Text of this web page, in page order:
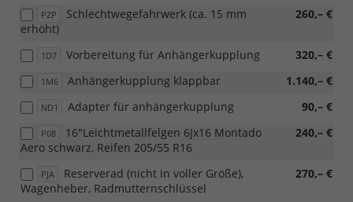
PZP 260,– €
Schlechtwegefahrwerk (ca. 15 mm
erhöht)
1D7 320,– €
Vorbereitung für Anhängerkupplung
1M6 1.140,– €
Anhängerkupplung klappbar
ND1 90,– €
Adapter für anhängerkupplung
P08 240,– €
16"Leichtmetallfelgen 6Jx16 Montado
Aero schwarz, Reifen 205/55 R16
PJA 270,– €
Reserverad (nicht in voller Größe),
Wagenheber, Radmutternschlüssel